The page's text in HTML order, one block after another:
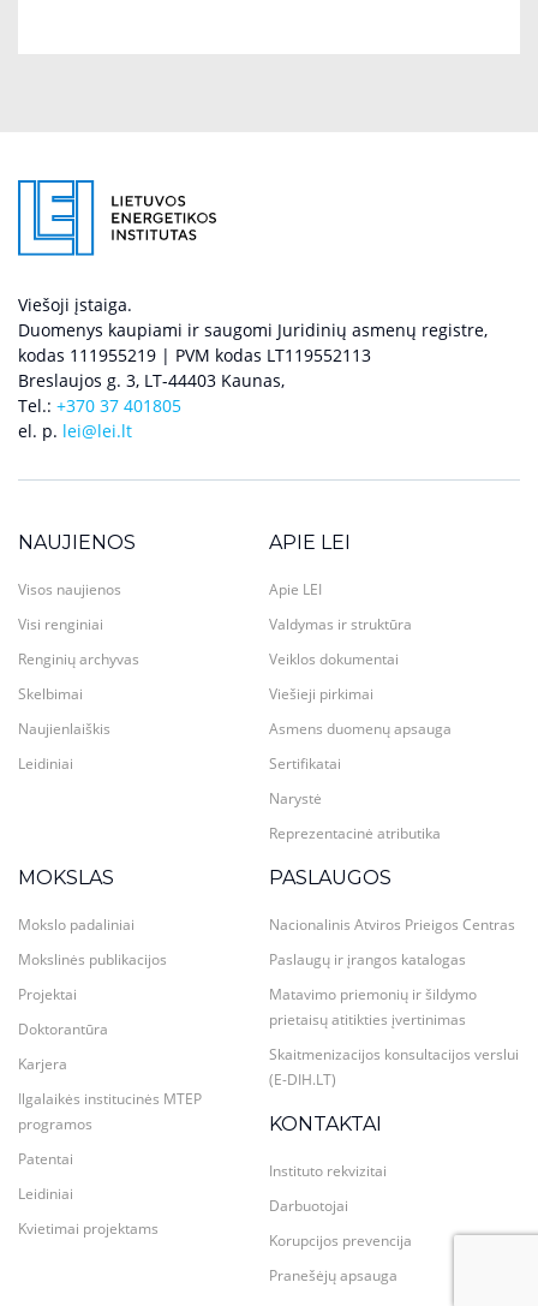
Viešoji įstaiga.
Duomenys kaupiami ir saugomi Juridinių asmenų registre,
kodas 111955219 | PVM kodas LT119552113
Breslaujos g. 3, LT-44403 Kaunas,
Tel.: +370 37 401805
el. p. lei@lei.lt
NAUJIENOS
Visos naujienos
Visi renginiai
Renginių archyvas
Skelbimai
Naujienlaiškis
Leidiniai
APIE LEI
Apie LEI
Valdymas ir struktūra
Veiklos dokumentai
Viešieji pirkimai
Asmens duomenų apsauga
Sertifikatai
Narystė
Reprezentacinė atributika
MOKSLAS
Mokslo padaliniai
Mokslinės publikacijos
Projektai
Doktorantūra
Karjera
Ilgalaikės institucinės MTEP
programos
Patentai
Leidiniai
Kvietimai projektams
PASLAUGOS
Nacionalinis Atviros Prieigos Centras
Paslaugų ir įrangos katalogas
Matavimo priemonių ir šildymo
prietaisų atitikties įvertinimas
Skaitmenizacijos konsultacijos verslui
(E-DIH.LT)
KONTAKTAI
Instituto rekvizitai
Darbuotojai
Korupcijos prevencija
Pranešėjų apsauga